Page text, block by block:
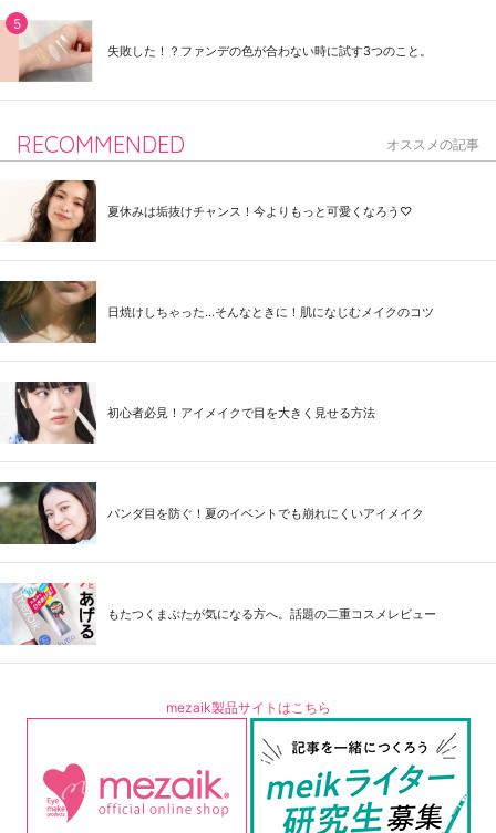
失敗した！？ファンデの色が合わない時に試す3つのこと。
RECOMMENDED オススメの記事
夏休みは垢抜けチャンス！今よりもっと可愛くなろう♡
日焼けしちゃった...そんなときに！肌になじむメイクのコツ
初心者必見！アイメイクで目を大きく見せる方法
パンダ目を防ぐ！夏のイベントでも崩れにくいアイメイク
もたつくまぶたが気になる方へ。話題の二重コスメレビュー
mezaik製品サイトはこちら